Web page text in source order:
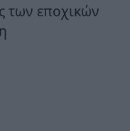
των εποχικών